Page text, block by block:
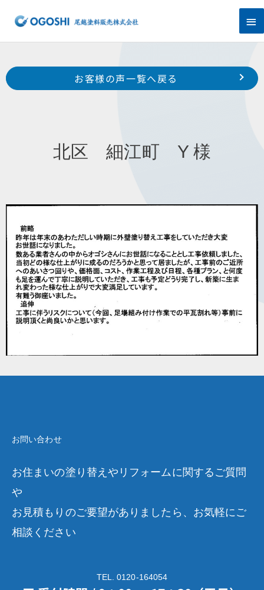
ス
プ
メ
イ
ン
メ
Prev
南区 白羽町 H 様
東区 中野町 N 様
お客様の声一覧へ戻る
北区 細江町 Y 様
お問い合わせ
お住まいの塗り替えやリフォームに関するご質問
や
お見積もりのご要望がありましたら、お気軽にご
相談ください
TEL. 0120-164054